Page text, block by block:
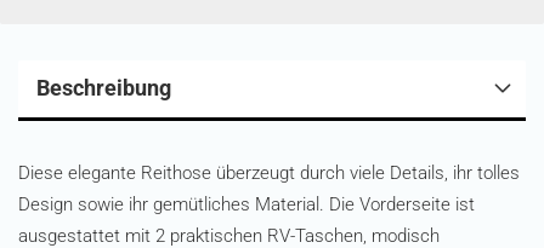
Beschreibung
Diese elegante Reithose überzeugt durch viele Details, ihr tolles
Design sowie ihr gemütliches Material. Die Vorderseite ist
ausgestattet mit 2 praktischen RV-Taschen, modisch